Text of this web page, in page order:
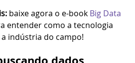
baixe agora o e-book Big Data
entender como a tecnologia
indústria do campo!